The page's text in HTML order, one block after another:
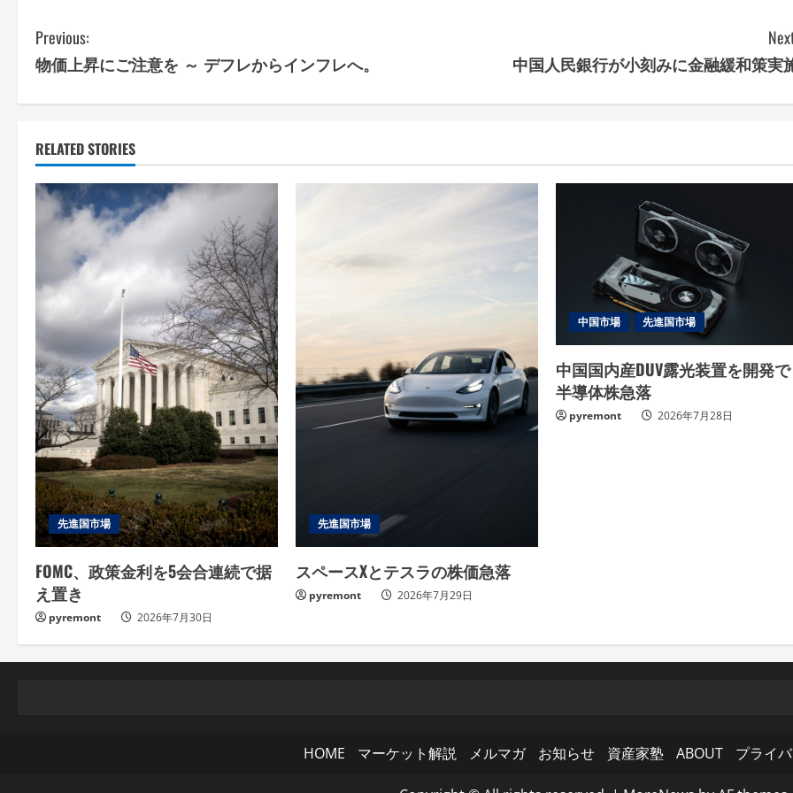
C
o
n
t
i
e
R
e
a
d
i
n
g
Previous:
物価上昇にご注意を ～ デフレからインフレへ。
中国人民銀行が小刻みに金融緩和策実
RELATED STORIES
先進国市場
FOMC、政策金利を5会合連続で据
え置き
pyremont 2026年7月30日
先進国市場
スペースXとテスラの株価急落
pyremont 2026年7月29日
中国市場 先進国市場
中国国内産DUV露光装置を開発で
半導体株急落
pyremont 2026年7月28日
HOME マーケット解説 メルマガ お知らせ 資産家塾 ABOUT プライ